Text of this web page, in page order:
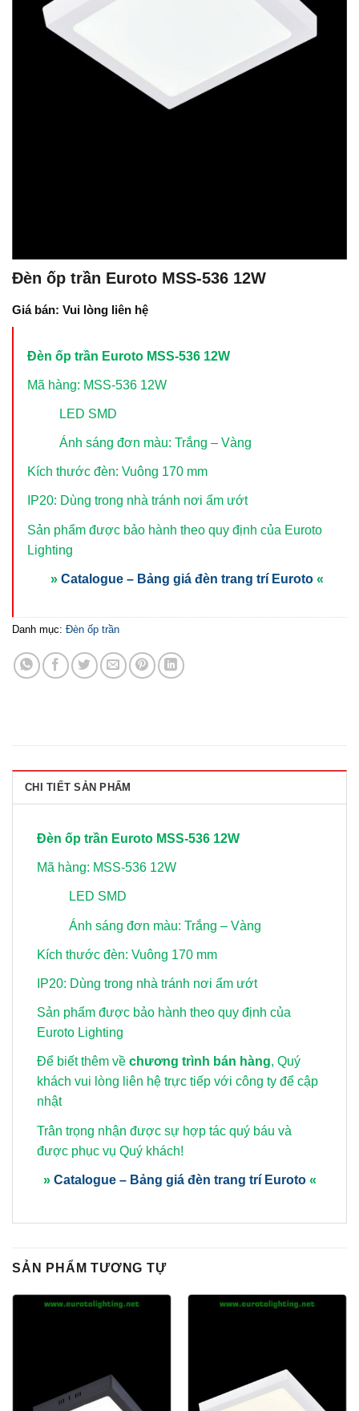
Đèn ốp trần Euroto MSS-536 12W
Giá bán: Vui lòng liên hệ
Đèn ốp trần Euroto MSS-536 12W
Mã hàng: MSS-536 12W
LED SMD
Ánh sáng đơn màu: Trắng – Vàng
Kích thước đèn: Vuông 170 mm
IP20: Dùng trong nhà tránh nơi ẩm ướt
Sản phẩm được bảo hành theo quy định của Euroto
Lighting
» Catalogue – Bảng giá đèn trang trí Euroto «
Danh mục: Đèn ốp trần
CHI TIẾT SẢN PHẨM
Đèn ốp trần Euroto MSS-536 12W
Mã hàng: MSS-536 12W
LED SMD
Ánh sáng đơn màu: Trắng – Vàng
Kích thước đèn: Vuông 170 mm
IP20: Dùng trong nhà tránh nơi ẩm ướt
Sản phẩm được bảo hành theo quy định của
Euroto Lighting
Để biết thêm về chương trình bán hàng, Quý
khách vui lòng liên hệ trực tiếp với công ty để cập
nhật
Trân trọng nhận được sự hợp tác quý báu và
được phục vụ Quý khách!
» Catalogue – Bảng giá đèn trang trí Euroto «
SẢN PHẨM TƯƠNG TỰ